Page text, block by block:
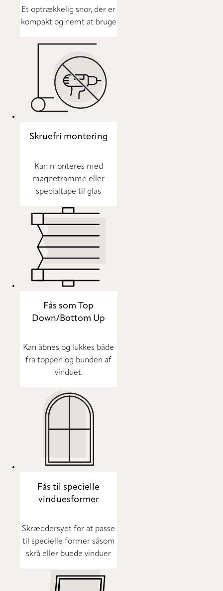
Et optrækkelig snor, der er
kompakt og nemt at bruge
Skruefri montering
Kan monteres med
magnetramme eller
specialtape til glas
Fås som Top
Down/Bottom Up
Kan åbnes og lukkes både
fra toppen og bunden af
vinduet.
Fås til specielle
vinduesformer
Skræddersyet for at passe
til specielle former såsom
skrå eller buede vinduer